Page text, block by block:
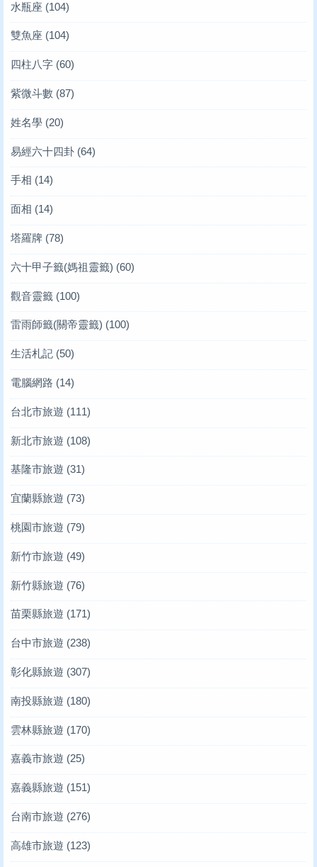
水瓶座 (104)
雙魚座 (104)
四柱八字 (60)
紫微斗數 (87)
姓名學 (20)
易經六十四卦 (64)
手相 (14)
面相 (14)
塔羅牌 (78)
六十甲子籤(媽祖靈籤) (60)
觀音靈籤 (100)
雷雨師籤(關帝靈籤) (100)
生活札記 (50)
電腦網路 (14)
台北市旅遊 (111)
新北市旅遊 (108)
基隆市旅遊 (31)
宜蘭縣旅遊 (73)
桃園市旅遊 (79)
新竹市旅遊 (49)
新竹縣旅遊 (76)
苗栗縣旅遊 (171)
台中市旅遊 (238)
彰化縣旅遊 (307)
南投縣旅遊 (180)
雲林縣旅遊 (170)
嘉義市旅遊 (25)
嘉義縣旅遊 (151)
台南市旅遊 (276)
高雄市旅遊 (123)